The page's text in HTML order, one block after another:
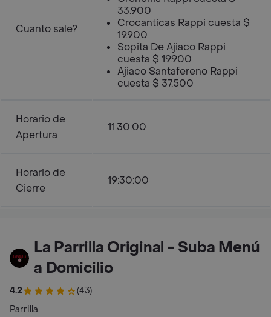
Cuanto sale?
33.900
Crocanticas Rappi cuesta $
19.900
Sopita De Ajiaco Rappi
cuesta $ 19.900
Ajiaco Santafereno Rappi
cuesta $ 37.500
Horario de
Apertura
11:30:00
Horario de
Cierre
19:30:00
La Parrilla Original - Suba Menú
a Domicilio
4.2
(43)
Parrilla